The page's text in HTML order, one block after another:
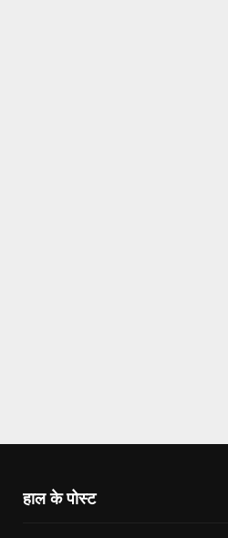
हाल के पोस्ट